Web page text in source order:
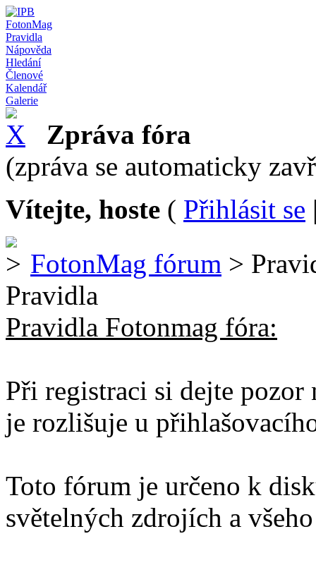
FotonMag
Pravidla
Nápověda
Hledání
Členové
Kalendář
Galerie
Zpráva fóra
(zpráva se automaticky
Vítejte, hoste ( Přihlásit se
FotonMag fórum >
Pravidla
Pravidla Fotonmag fóra:
Při registraci si dejte pozor
je rozlišuje u
Toto fórum je určeno k
světelných zdrojích a